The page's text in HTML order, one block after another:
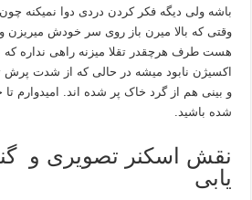
باشه ولی دیگه فکر کردن دردی دوا نمیکنه چون
وقتی که بالا میرن باز روی سر خودش میریزن
هست طرف هرچقدر تقلا میزنه راهی نداره که
اکسیژن نابود میشه در حالی که از شدت
و بینی هم از گرد خاک پر شده اند. امیدوارم تا
شده باشید.
نقش اسکنر تصویری و
یابی